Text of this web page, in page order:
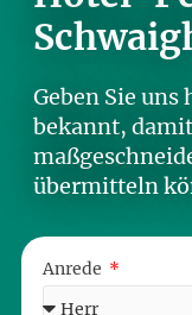
Geben Sie
bekannt,
übermitteln
Anrede